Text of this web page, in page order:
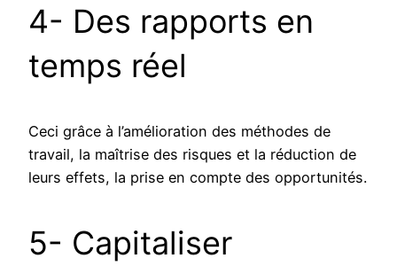
4- Des rapports en
temps réel
Ceci grâce à l’amélioration des méthodes de
travail, la maîtrise des risques et la réduction de
leurs effets, la prise en compte des opportunités.
5- Capitaliser